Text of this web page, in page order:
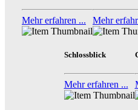
Mehr erfahren ... Mehr
Schlossblick
Mehr erfahren ...